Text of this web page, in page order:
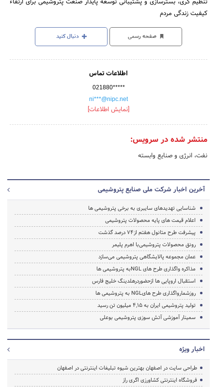
کیفیت زندگی مردم
صفحه رسمی دنبال کنید
اطلاعات تماس
021880*****
ni***@nipc.net
[نمایش اطلاعات]
منتشر شده در سرویس:
نفت، انرژی و صنایع وابسته
آخرین اخبار شرکت ملی صنایع پتروشیمی
شناسایی تهدیدهای سایبری به برخی پتروشیمی ها
اعلام قیمت های پایه محصولات پتروشیمی
پیشرفت طرح متانول هفتم از74 درصد گذشت
رونق محصولات‌ پتروشیمی‌با اهرم پلیمر
عمان مجموعه پالایشگاهی پتروشیمی می‌سازد
مذاکره واگذاری طرح های NGLبه پتروشیمی ها
استقبال اروپایی ها ازحضوردرهلدینگ خلیج فارس
روزشمارواگذاری طرح هایNGL به پتروشیمی ها
تولید پتروشیمی ایران به 4,15 میلیون تن رسید
سمینار آموزشی آتش سوزی پتروشیمی بوعلی
اخبار ویژه
طراحی سایت در اصفهان بهترین شیوه تبلیغات اینترنتی در اصفهان
فروشگاه اینترنتی کشاورزی اگری راز